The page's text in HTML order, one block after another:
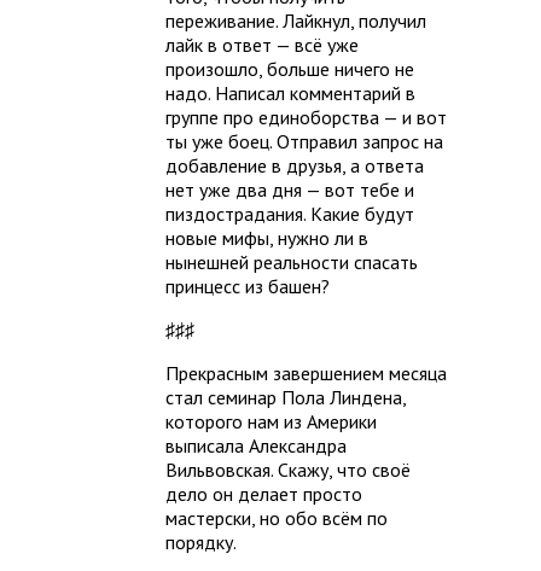
переживание. Лайкнул, получил
лайк в ответ — всё уже
произошло, больше ничего не
надо. Написал комментарий в
группе про единоборства — и вот
ты уже боец. Отправил запрос на
добавление в друзья, а ответа
нет уже два дня — вот тебе и
пиздострадания. Какие будут
новые мифы, нужно ли в
нынешней реальности спасать
принцесс из башен?
♯♯♯
Прекрасным завершением месяца
стал семинар Пола Линдена,
которого нам из Америки
выписала Александра
Вильвовская. Скажу, что своё
дело он делает просто
мастерски, но обо всём по
порядку.